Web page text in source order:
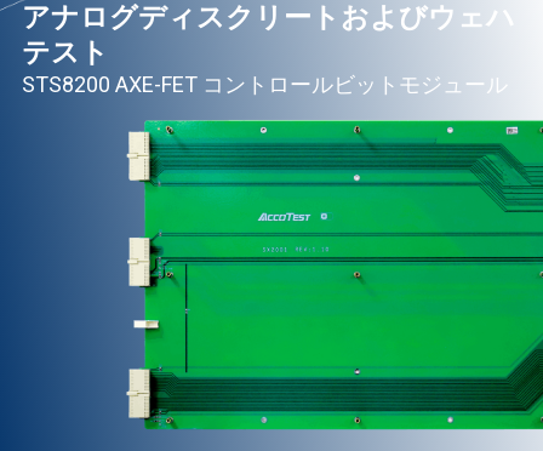
アナログディスクリートおよびウェハ
テスト
STS8200 AXE-FET コントロールビットモジュール